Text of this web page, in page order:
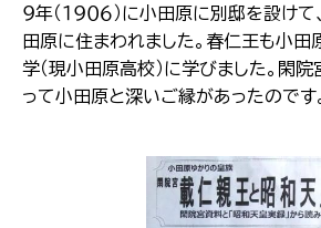
９年（１９０６）に小田原に別邸を設け
田原に住まわれました。春仁王も小田
学（現小田原高校）に学びました。閑
って小田原と深いご縁があったのです